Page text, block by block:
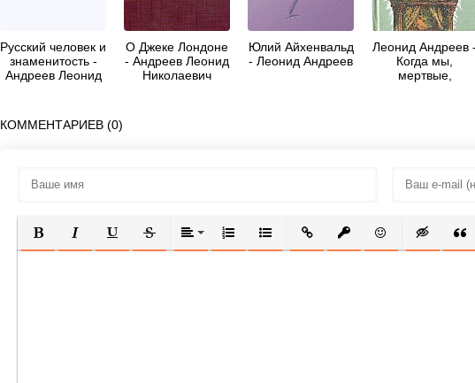
Русский человек и
знаменитость -
Андреев Леонид
О Джеке Лондоне
- Андреев Леонид
Николаевич
Юлий Айхенвальд
- Леонид Андреев
Леонид Андреев -
Когда мы,
мертвые,
КОММЕНТАРИЕВ (0)
ПОЛУЖИРНЫЙ
КУРСИВПОДЧЕРКНУТЫЙ
ЗАЧЕРКНУТЫЙВЫРАВНИВАНИЕ
НУМЕРОВАННЫЙ СПИСОК
МАРКИРОВАННЫЙ СПИСОК
ВСТАВИТЬ ССЫЛКУ
ВСТАВИТЬВСТАВИТЬВСТАВКА